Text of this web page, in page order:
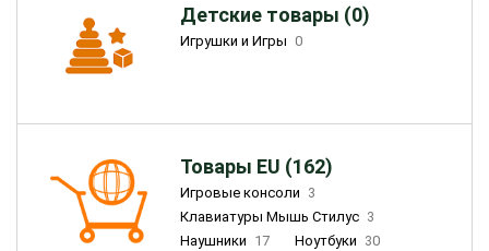
Детские товары (0)
Игрушки и Игры 0
Товары EU (162)
Игровые консоли 3
Клавиатуры Мышь Стилус 3
Наушники 17 Ноутбуки 30